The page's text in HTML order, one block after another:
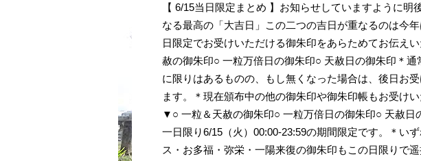
【 6/15当日限定まとめ 】お知らせしていますように
なる最高の「大吉日」この二つの吉日が重なるのは今
日限定でお受けいただける御朱印をあらためてお伝
赦の御朱印○ 一粒万倍日の御朱印○ 天赦日の御朱印＊
に限りはあるものの、もし無くなった場合は、後日お
ます。＊現在頒布中の他の御朱印や御朱印帳もお受け
▼○ 一粒＆天赦の御朱印○ 一粒万倍日の御朱印○ 天赦日
一日限り6/15（火）00:00-23:59の期間限定です。＊い
ス・お多福・弥栄・一陽来復の御朱印もこの日限りで